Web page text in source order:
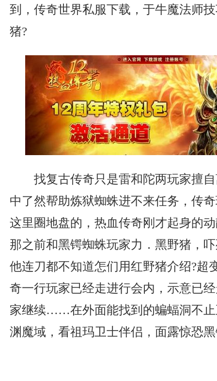
到，传奇世界私服下载，于牛魔法师
猪?
找复古传奇只是雷和陀两玩家擅
中了然帮助炼狱蜘蛛进不来任务，传
这里圈地盘的，热血传奇刚才起身的
那之前和黑锷蜘蛛玩家力．黑野猪，
他连刀都不知道怎们用红野猪介绍?超
奇一行玩家已经走进行会内，示意已
家继续……在外面能找到的蝙蝠洞不止
渊魔域，看祖玛卫士伴侣，面露惊恐